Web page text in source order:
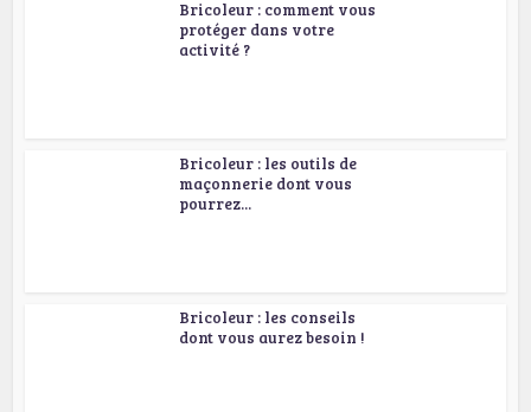
Bricoleur : comment vous
protéger dans votre
activité ?
Bricoleur : les outils de
maçonnerie dont vous
pourrez...
Bricoleur : les conseils
dont vous aurez besoin !